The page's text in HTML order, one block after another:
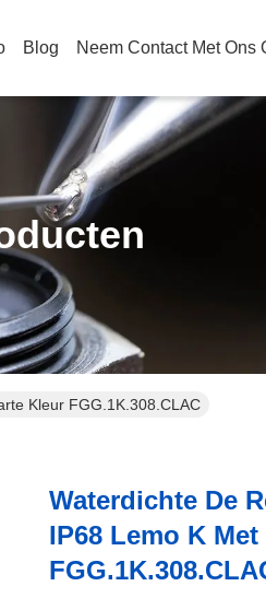
Blog Neem Contact Met Ons
Kleur FGG.1K.308.CLAC
Waterdichte De
IP68 Lemo K